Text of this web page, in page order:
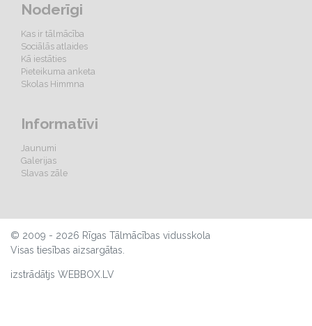
Noderīgi
Kas ir tālmācība
Sociālās atlaides
Kā iestāties
Pieteikuma anketa
Skolas Himmna
Informatīvi
Jaunumi
Galerijas
Slavas zāle
© 2009 - 2026 Rīgas Tālmācības vidusskola
Visas tiesības aizsargātas.
izstrādātjs WEBBOX.LV